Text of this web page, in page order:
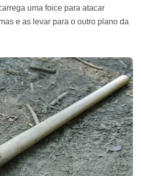
uma foice para atacar
e as levar para o outro plano da